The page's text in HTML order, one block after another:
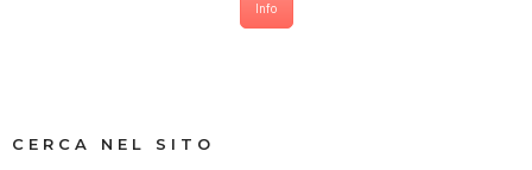
Info
CERCA NEL SITO